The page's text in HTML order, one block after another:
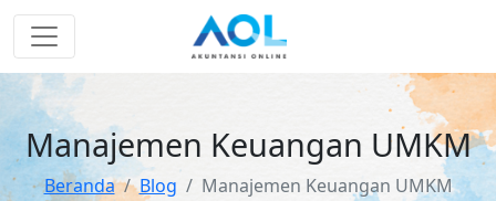
Manajemen Keuangan UMKM
Beranda Blog Manajemen Keuangan UMKM